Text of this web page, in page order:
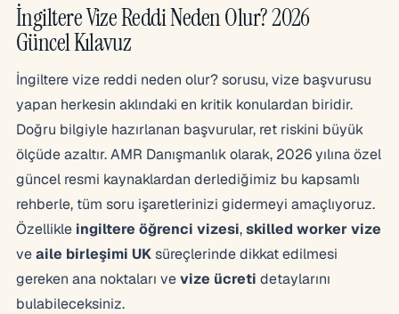
İngiltere Vize Reddi Neden Olur? 2026
Güncel Kılavuz
İngiltere vize reddi neden olur? sorusu, vize başvurusu
yapan herkesin aklındaki en kritik konulardan biridir.
Doğru bilgiyle hazırlanan başvurular, ret riskini büyük
ölçüde azaltır. AMR Danışmanlık olarak, 2026 yılına özel
güncel resmi kaynaklardan derlediğimiz bu kapsamlı
rehberle, tüm soru işaretlerinizi gidermeyi amaçlıyoruz.
Özellikle ingiltere öğrenci vizesi,skilled worker vize
veaile birleşimi UKsüreçlerinde dikkat edilmesi
gereken ana noktaları vevize ücreti detaylarını
bulabileceksiniz.